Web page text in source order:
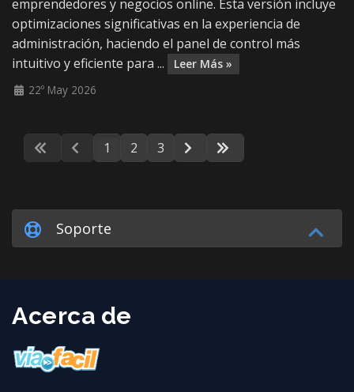
emprendedores y negocios online. Esta versión incluye
optimizaciones significativas en la experiencia de
administración, haciendo el panel de control más
intuitivo y eficiente para ...
Leer Más »
22º May 2026
1 2 3
Soporte
Acerca de